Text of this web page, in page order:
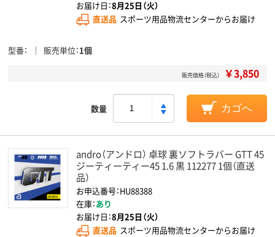
お届け日：8月25日（火）
直送品 スポーツ用品物流センターからお届け
型番 販売単位 1個
販売価格（税込） ￥3,850
数量 カゴへ
andro（アンドロ） 卓球 裏ソフトラバー GTT 45
ジーティーティー45 1.6 黒 112277 1個（直送
品）
お申込番号：HU88388
在庫：あり
お届け日：8月25日（火）
直送品 スポーツ用品物流センターからお届け